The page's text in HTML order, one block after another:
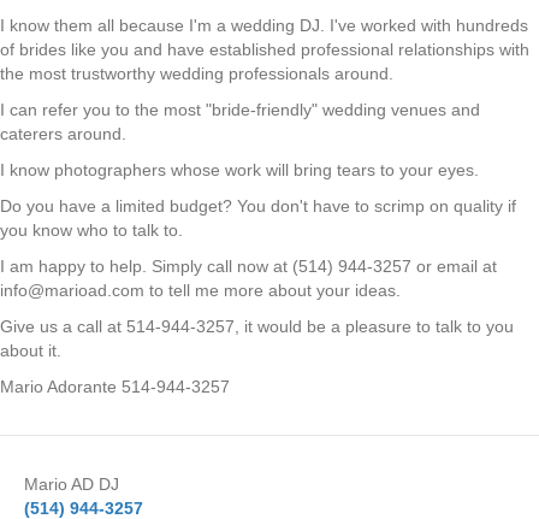
I know them all because I'm a wedding DJ. I've worked with hundreds
of brides like you and have established professional relationships with
the most trustworthy wedding professionals around.
I can refer you to the most "bride-friendly" wedding venues and
caterers around.
I know photographers whose work will bring tears to your eyes.
Do you have a limited budget? You don't have to scrimp on quality if
you know who to talk to.
I am happy to help. Simply call now at (514) 944-3257 or email at
info@marioad.com to tell me more about your ideas.
Give us a call at 514-944-3257, it would be a pleasure to talk to you
about it.
Mario Adorante 514-944-3257
Mario AD DJ
(514) 944-3257